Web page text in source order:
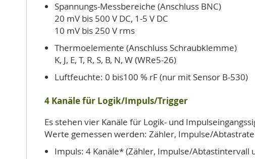
Spannungs-Messbereiche (Anschluss BNC)
20 mV bis 500 V DC, 1-5 V DC
10 mV bis 250 V rms
Thermoelemente (Anschluss Schraubklemme)
K, J, E, T, R, S, B, N, W (WRe5-26)
Luftfeuchte: 0 bis100 % rF (nur mit Sensor B-530)
4 Kanäle für Logik/Impuls/Trigger
Es stehen vier Kanäle für Logik- und
Werte gemessen werden: Zähler, Impulse/
Impuls: 4 Kanäle* (Zähler, Impulse/